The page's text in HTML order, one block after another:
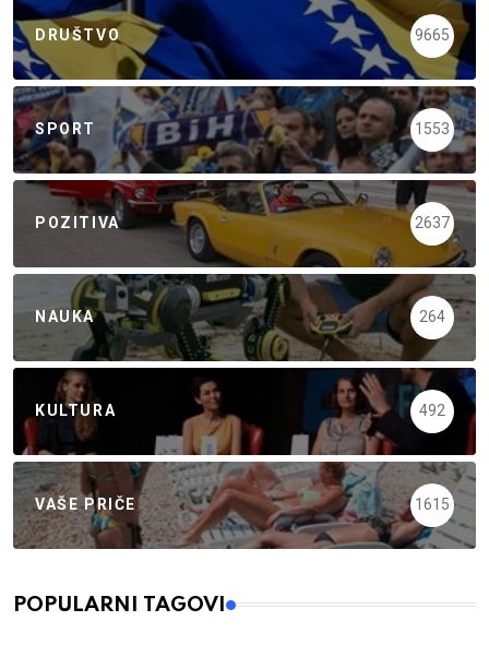
DRUŠTVO 9665
SPORT 1553
POZITIVA 2637
NAUKA 264
KULTURA 492
VAŠE PRIČE 1615
POPULARNI TAGOVI